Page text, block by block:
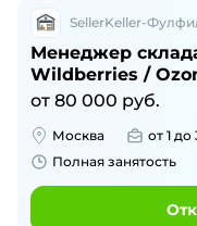
SellerKeller-
Менеджер
Wildberries /
от 80 000 руб.
Москва от 1 до
Полная занятость